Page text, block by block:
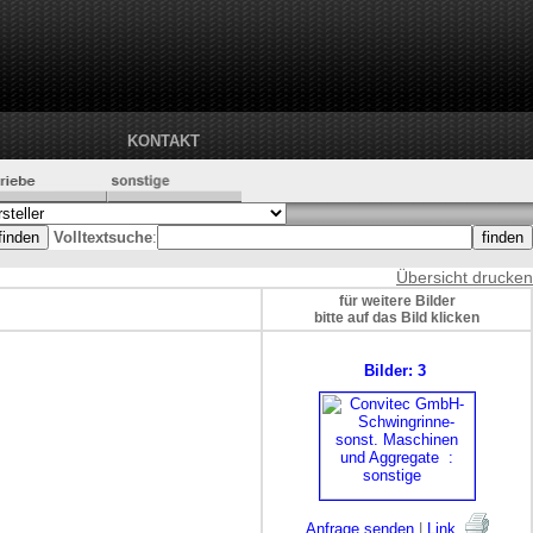
KONTAKT
Volltextsuche:
Übersicht drucken
für weitere Bilder
bitte auf das Bild klicken
Bilder: 3
Anfrage senden| Link